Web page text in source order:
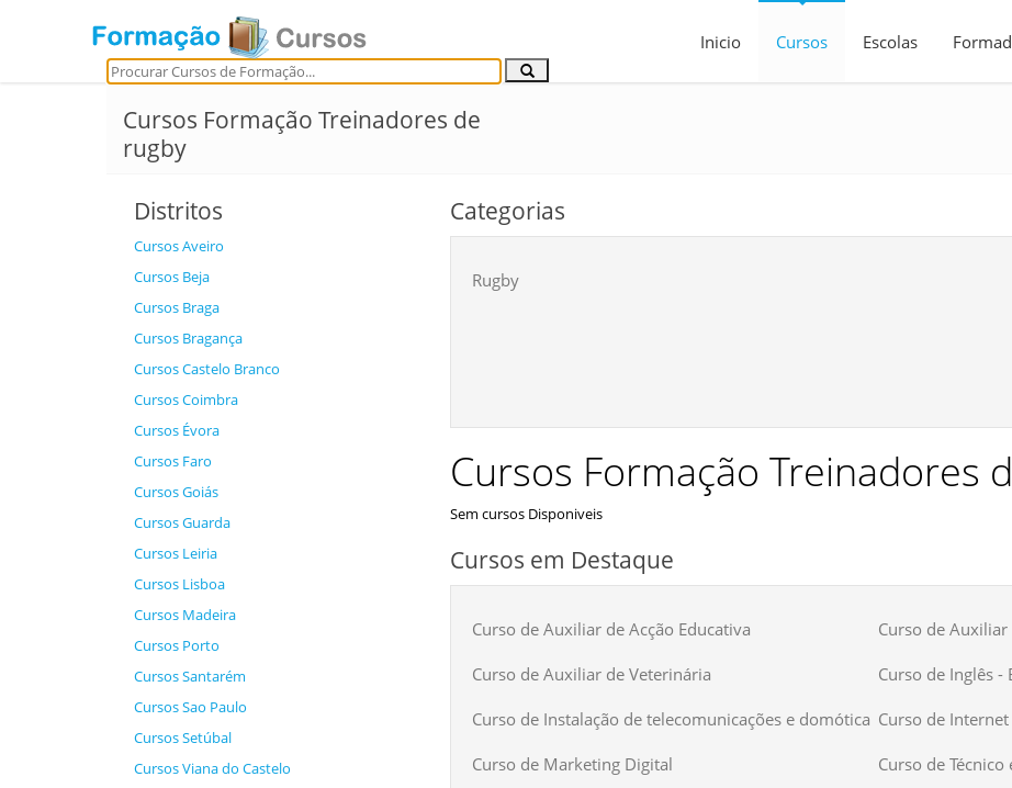
Inicio Cursos Escolas
Cursos Formação Treinadores de
rugby
Distritos
Cursos Aveiro
Cursos Beja
Cursos Braga
Cursos Bragança
Cursos Castelo Branco
Cursos Coimbra
Cursos Évora
Cursos Faro
Cursos Goiás
Cursos Guarda
Cursos Leiria
Cursos Lisboa
Cursos Madeira
Cursos Porto
Cursos Santarém
Cursos Sao Paulo
Cursos Setúbal
Cursos Viana do Castelo
Categorias
Rugby
Cursos Formação Treinadores
Sem cursos Disponiveis
Cursos em Destaque
Curso de Auxiliar de Acção Educativa Curso de
Curso de Auxiliar de Veterinária Curso de Inglês -
Curso de Instalação de telecomunicações e domótica Curso de
Curso de Marketing Digital Curso de